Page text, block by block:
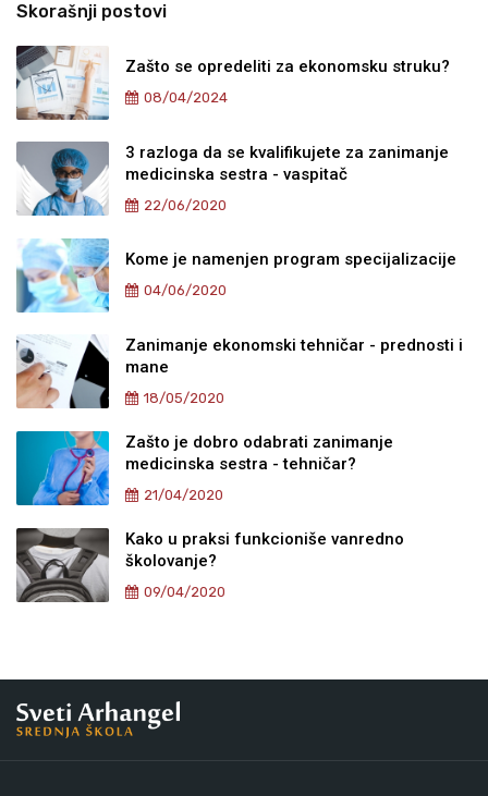
Skorašnji postovi
Zašto se opredeliti za ekonomsku struku?
08/04/2024
3 razloga da se kvalifikujete za zanimanje
medicinska sestra - vaspitač
22/06/2020
Kome je namenjen program specijalizacije
04/06/2020
Zanimanje ekonomski tehničar - prednosti i
mane
18/05/2020
Zašto je dobro odabrati zanimanje
medicinska sestra - tehničar?
21/04/2020
Kako u praksi funkcioniše vanredno
školovanje?
09/04/2020